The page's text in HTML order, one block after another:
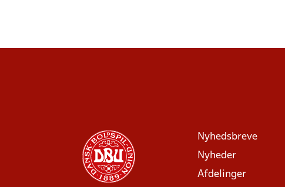
Nyhedsbreve
Nyheder
Afdelinger